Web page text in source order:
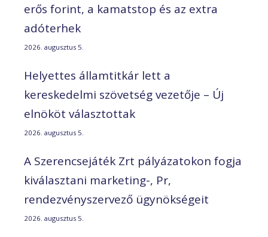
erős forint, a kamatstop és az extra
adóterhek
2026. augusztus 5.
Helyettes államtitkár lett a
kereskedelmi szövetség vezetője – Új
elnököt választottak
2026. augusztus 5.
A Szerencsejáték Zrt pályázatokon fogja
kiválasztani marketing-, Pr,
rendezvényszervező ügynökségeit
2026. augusztus 5.